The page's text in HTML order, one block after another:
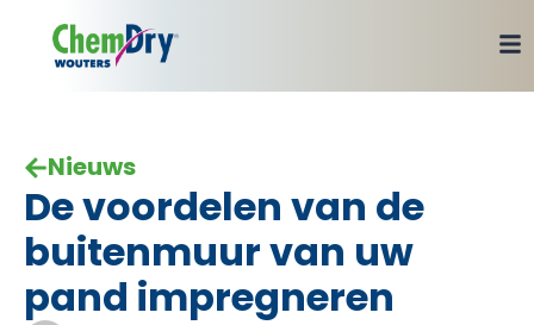
Nieuws
De voordelen van de
buitenmuur van uw
pand impregneren